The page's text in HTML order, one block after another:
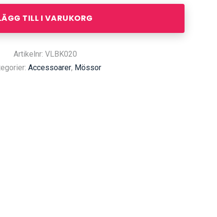
TILL I VARUKORG
Artikelnr: VLBK020
Accessoarer, Mössor